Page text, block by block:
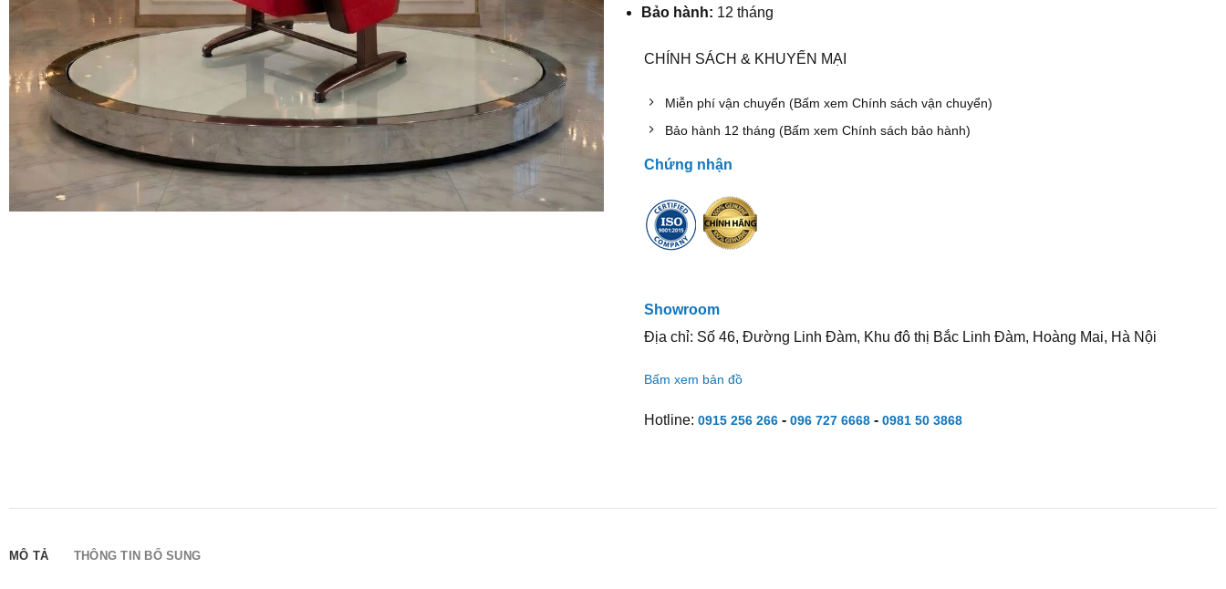
Bảo hành: 12 tháng
CHÍNH SÁCH & KHUYẾN MẠI
Miễn phí vận chuyển (Bấm xem Chính sách vận chuyển)
Bảo hành 12 tháng (Bấm xem Chính sách bảo hành)
Chứng nhận
Showroom
Địa chỉ: Số 46, Đường Linh Đàm, Khu đô thị Bắc Linh Đàm, Hoàng Mai, Hà Nội
Bấm xem bản đồ
Hotline: 0915 256 266- 096 727 6668- 0981 50 3868
MÔ TẢ THÔNG TIN BỔ SUNG